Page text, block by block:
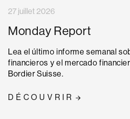
27 juillet 2026
Monday Report
Lea el último informe semanal
financieros y el mercado
Bordier Suisse.
DÉCOUVRIR